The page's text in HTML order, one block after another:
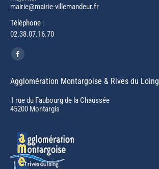
mairie@mairie-villemandeur.fr
Téléphone :
02.38.07.16.70
Trouvez nous sur :
Facebook
opens
in
new
Agglomération Montargoise & Rives du Loing
1 rue du Faubourg de la Chaussée
45200 Montargis